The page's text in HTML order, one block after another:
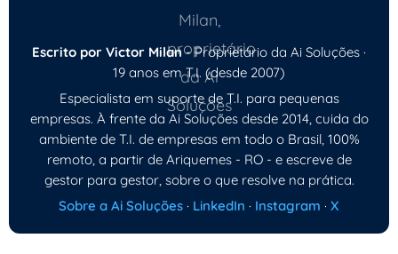
Escrito por Victor Milan- Proprietário da Ai Soluções ·
19 anos em T.I. (desde 2007)
Especialista em suporte de T.I. para pequenas
empresas. À frente da Ai Soluções desde 2014, cuida do
ambiente de T.I. de empresas em todo o Brasil, 100%
remoto, a partir de Ariquemes - RO - e escreve de
gestor para gestor, sobre o que resolve na prática.
Sobre a Ai Soluções · LinkedIn · Instagram · X